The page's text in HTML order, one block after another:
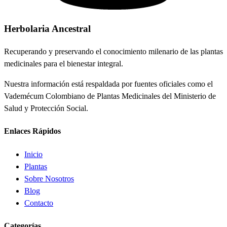
HerbolariaAncestral
Recuperando y preservando el conocimiento milenario de las plantas
medicinales para el bienestar integral.
Nuestra información está respaldada por fuentes oficiales como el
Vademécum Colombiano de Plantas Medicinales del Ministerio de
Salud y Protección Social.
Enlaces Rápidos
Inicio
Plantas
Sobre Nosotros
Blog
Contacto